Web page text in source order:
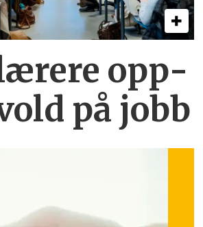
opp­
på jobb